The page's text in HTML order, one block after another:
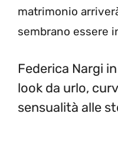
matrimonio
sembrano essere
Federica Nargi
look da urlo,
sensualità alle